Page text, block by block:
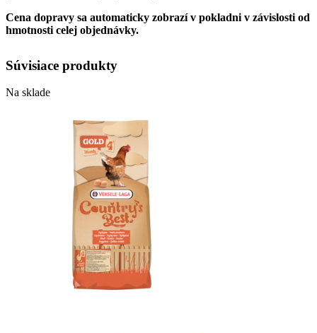
Cena dopravy sa automaticky zobrazí v pokladni v závislosti od
hmotnosti celej objednávky.
Súvisiace produkty
Na sklade